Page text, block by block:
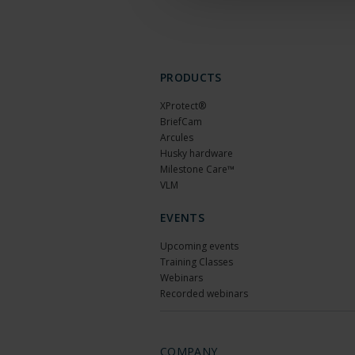
PRODUCTS
XProtect®
BriefCam
Arcules
Husky hardware
Milestone Care™
VLM
EVENTS
Upcoming events
Training Classes
Webinars
Recorded webinars
COMPANY